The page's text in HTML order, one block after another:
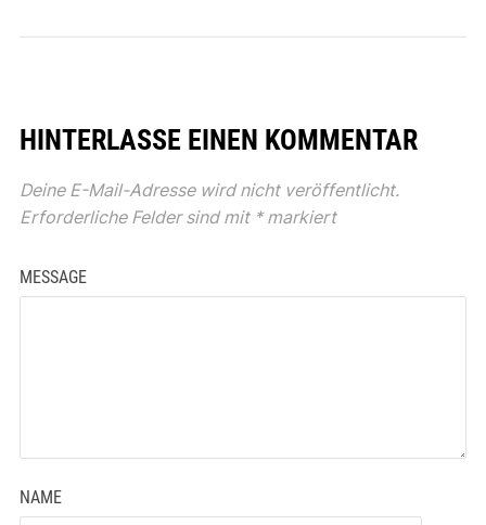
HINTERLASSE EINEN KOMMENTAR
Deine E-Mail-Adresse wird nicht veröffentlicht.
Erforderliche Felder sind mit *markiert
MESSAGE
NAME